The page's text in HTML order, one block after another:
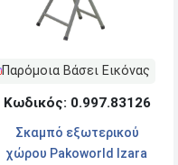
Παρόμοια Βάσει Εικόνας
Κωδικός: 0.997.83126
Σκαμπό εξωτερικού
χώρου Pakoworld Izara